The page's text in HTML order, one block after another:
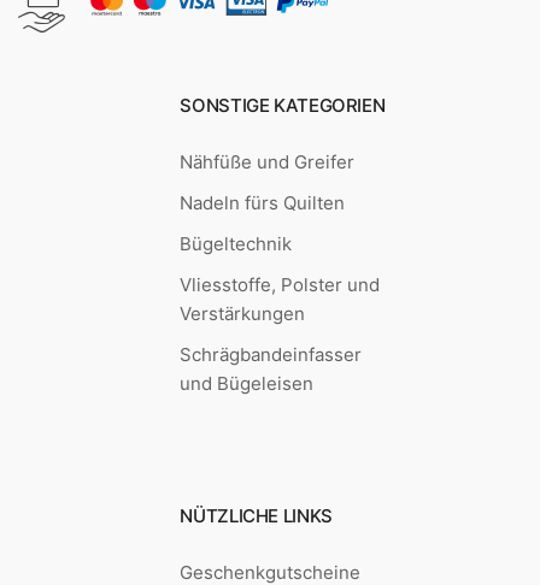
SONSTIGE KATEGORIEN
Nähfüße und Greifer
Nadeln fürs Quilten
Bügeltechnik
Vliesstoffe, Polster und
Verstärkungen
Schrägbandeinfasser
und Bügeleisen
NÜTZLICHE LINKS
Geschenkgutscheine